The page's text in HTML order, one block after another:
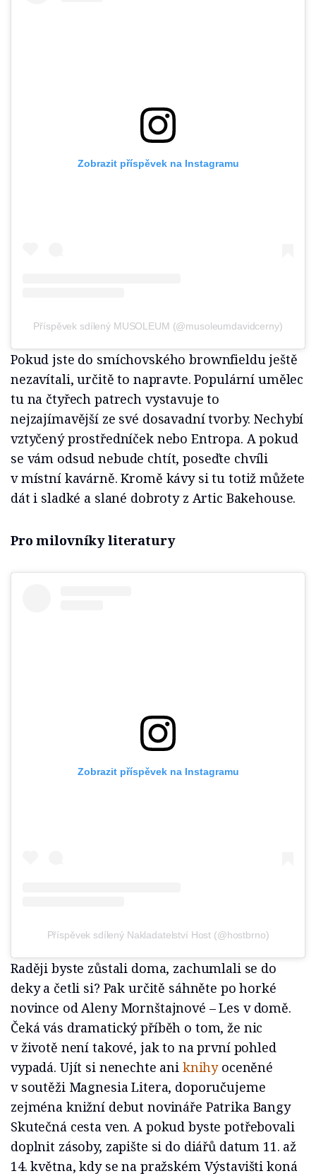
Zobrazit příspěvek na Instagramu
Příspěvek sdílený MUSOLEUM (@musoleumdavidcerny)
Pokud jste do smíchovského brownfieldu ještě
nezavítali, určitě to napravte. Populární umělec
tu na čtyřech patrech vystavuje to
nejzajímavější ze své dosavadní tvorby. Nechybí
vztyčený prostředníček nebo Entropa. A pokud
se vám odsud nebude chtít, poseďte chvíli
v místní kavárně. Kromě kávy si tu totiž můžete
dát i sladké a slané dobroty z Artic Bakehouse.
Pro milovníky literatury
Zobrazit příspěvek na Instagramu
Příspěvek sdílený Nakladatelství Host (@hostbrno)
Raději byste zůstali doma, zachumlali se do
deky a četli si? Pak určitě sáhněte po horké
novince od Aleny Mornštajnové – Les v domě.
Čeká vás dramatický příběh o tom, že nic
v životě není takové, jak to na první pohled
vypadá. Ujít si nenechte ani knihyoceněné
v soutěži Magnesia Litera, doporučujeme
zejména knižní debut novináře Patrika Bangy
Skutečná cesta ven. A pokud byste potřebovali
doplnit zásoby, zapište si do diářů datum 11. až
14. května, kdy se na pražském Výstavišti koná